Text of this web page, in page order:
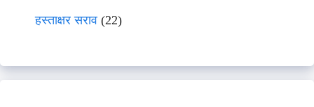
हस्ताक्षर सराव (22)